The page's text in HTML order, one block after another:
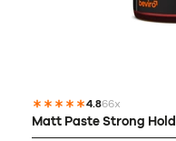
4.866x
Matt Paste Strong Hold